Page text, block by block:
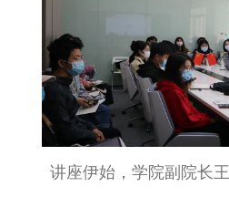
讲座伊始，学院副院长